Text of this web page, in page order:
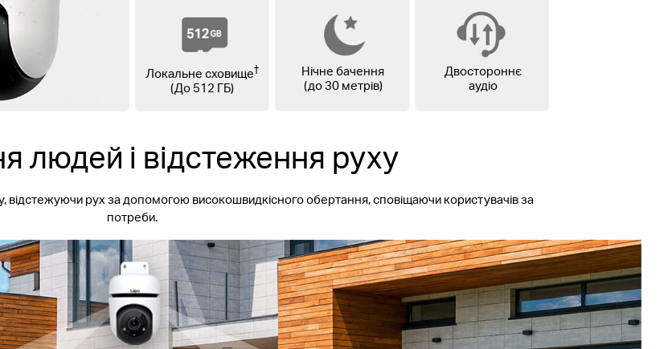
Локальне сховище†
(До 512 ГБ)
Нічне бачення
(до 30 метрів)
Двостороннє
аудіо
людей і відстеження руху
відстежуючи рух за допомогою високошвидкісного обертання, сповіщаючи користувачів за
потреби.